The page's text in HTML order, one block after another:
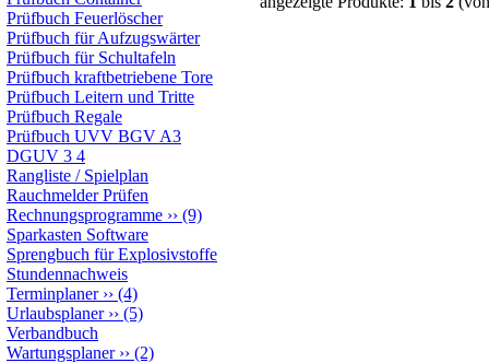
Prüfbuch Feuerlöscher
Prüfbuch für Aufzugswärter
Prüfbuch für Schultafeln
Prüfbuch kraftbetriebene Tore
Prüfbuch Leitern und Tritte
Prüfbuch Regale
Prüfbuch UVV BGV A3
DGUV 3 4
Rangliste / Spielplan
Rauchmelder Prüfen
Rechnungsprogramme ›› (9)
Sparkasten Software
Sprengbuch für Explosivstoffe
Stundennachweis
Terminplaner›› (4)
Urlaubsplaner›› (5)
Verbandbuch
Wartungsplaner›› (2)